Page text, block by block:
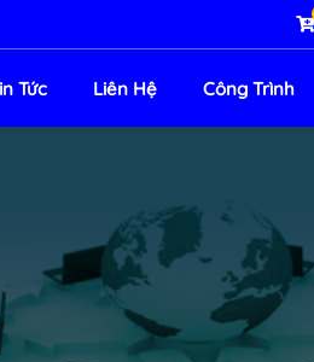
Tức Liên Hệ Công Trình